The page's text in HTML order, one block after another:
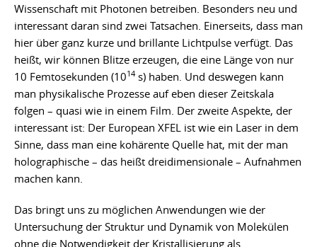
Wissenschaft mit Photonen betreiben. Besonders neu und
interessant daran sind zwei Tatsachen. Einerseits, dass man
hier über ganz kurze und brillante Lichtpulse verfügt. Das
heißt, wir können Blitze erzeugen, die eine Länge von nur
10 Femtosekunden (1014 s) haben. Und deswegen kann
man physikalische Prozesse auf eben dieser Zeitskala
folgen – quasi wie in einem Film. Der zweite Aspekte, der
interessant ist: Der European XFEL ist wie ein Laser in dem
Sinne, dass man eine kohärente Quelle hat, mit der man
holographische – das heißt dreidimensionale – Aufnahmen
machen kann.
Das bringt uns zu möglichen Anwendungen wie der
Untersuchung der Struktur und Dynamik von Molekülen
ohne die Notwendigkeit der Kristallisierung als